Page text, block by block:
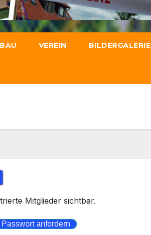
VEREIN BILDERGALERIE
Mitglieder sichtbar.
anfordern